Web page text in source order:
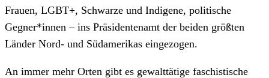
Frauen, LGBT+, Schwarze und Indigene, politische
Gegner*innen – ins Präsidentenamt der beiden größten
Länder Nord- und Südamerikas eingezogen.
An immer mehr Orten gibt es gewalttätige faschistische